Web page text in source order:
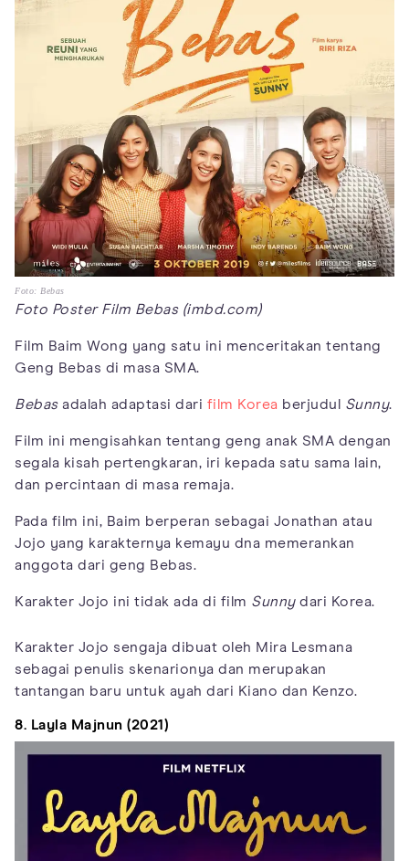
Foto: Bebas
Foto Poster Film Bebas (imbd.com)
Film Baim Wong yang satu ini menceritakan tentang
Geng Bebas di masa SMA.
Bebasadalah adaptasi dari film Korea berjudul Sunny.
Film ini mengisahkan tentang geng anak SMA dengan
segala kisah pertengkaran, iri kepada satu sama lain,
dan percintaan di masa remaja.
Pada film ini, Baim berperan sebagai Jonathan atau
Jojo yang karakternya kemayu dna memerankan
anggota dari geng Bebas.
Karakter Jojo ini tidak ada di film Sunnydari Korea.
Karakter Jojo sengaja dibuat oleh Mira Lesmana
sebagai penulis skenarionya dan merupakan
tantangan baru untuk ayah dari Kiano dan Kenzo.
8. Layla Majnun (2021)